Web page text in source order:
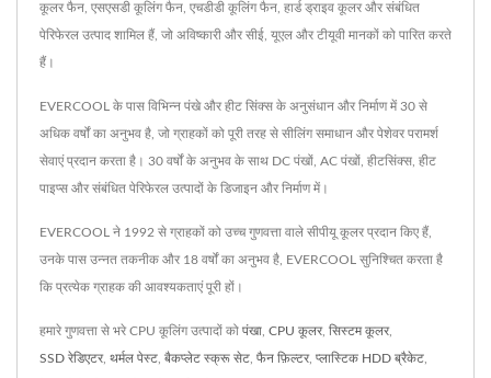
कूलर फैन, एसएसडी कूलिंग फैन, एचडीडी कूलिंग फैन, हार्ड ड्राइव कूलर और संबंधित
पेरिफेरल उत्पाद शामिल हैं, जो अविष्कारी और सीई, यूएल और टीयूवी मानकों को पारित करते
हैं।
EVERCOOL के पास विभिन्न पंखे और हीट सिंक्स के अनुसंधान और निर्माण में 30 से
अधिक वर्षों का अनुभव है, जो ग्राहकों को पूरी तरह से सीलिंग समाधान और पेशेवर परामर्श
सेवाएं प्रदान करता है। 30 वर्षों के अनुभव के साथ DC पंखों, AC पंखों, हीटसिंक्स, हीट
पाइप्स और संबंधित पेरिफेरल उत्पादों के डिजाइन और निर्माण में।
EVERCOOL ने 1992 से ग्राहकों को उच्च गुणवत्ता वाले सीपीयू कूलर प्रदान किए हैं,
उनके पास उन्नत तकनीक और 18 वर्षों का अनुभव है, EVERCOOL सुनिश्चित करता है
कि प्रत्येक ग्राहक की आवश्यकताएं पूरी हों।
हमारे गुणवत्ता से भरे CPU कूलिंग उत्पादों को पंखा CPU कूलर, सिस्टम कूलर,
SSD रेडिएटर, थर्मल पेस्ट बैकप्लेट स्क्रू सेट फैन फ़िल्टर, प्लास्टिक HDD ब्रैकेट